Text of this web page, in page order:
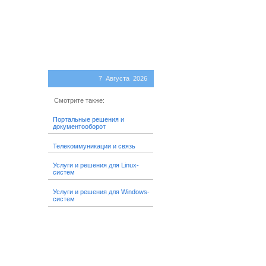
7 Августа 2026
Смотрите также:
Портальные решения и
документооборот
Телекоммуникации и связь
Услуги и решения для Linux-
систем
Услуги и решения для Windows-
систем